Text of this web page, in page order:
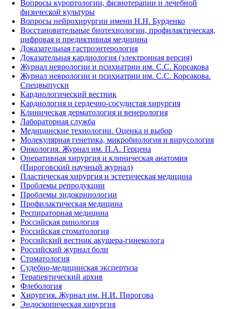
Вопросы курортологии, физиотерапии и лечебной
физической культуры
Вопросы нейрохирургии имени Н.Н. Бурденко
Восстановительные биотехнологии, профилактическая,
цифровая и предиктивная медицина
Доказательная гастроэнтерология
Доказательная кардиология (электронная версия)
Журнал неврологии и психиатрии им. С.С. Корсакова
Журнал неврологии и психиатрии им. С.С. Корсакова.
Спецвыпуски
Кардиологический вестник
Кардиология и сердечно-сосудистая хирургия
Клиническая дерматология и венерология
Лабораторная служба
Медицинские технологии. Оценка и выбор
Молекулярная генетика, микробиология и вирусология
Онкология. Журнал им. П.А. Герцена
Оперативная хирургия и клиническая анатомия
(Пироговский научный журнал)
Пластическая хирургия и эстетическая медицина
Проблемы репродукции
Проблемы эндокринологии
Профилактическая медицина
Респираторная медицина
Российская ринология
Российская стоматология
Российский вестник акушера-гинеколога
Российский журнал боли
Стоматология
Судебно-медицинская экспертиза
Терапевтический архив
Флебология
Хирургия. Журнал им. Н.И. Пирогова
Эндоскопическая хирургия